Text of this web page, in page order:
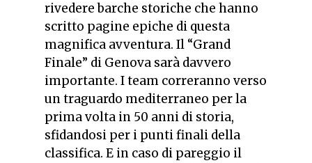
rivedere barche storiche che hanno
scritto pagine epiche di questa
magnifica avventura. Il “Grand
Finale” di Genova sarà davvero
importante. I team correranno verso
un traguardo mediterraneo per la
prima volta in 50 anni di storia,
sfidandosi per i punti finali della
classifica. E in caso di pareggio il